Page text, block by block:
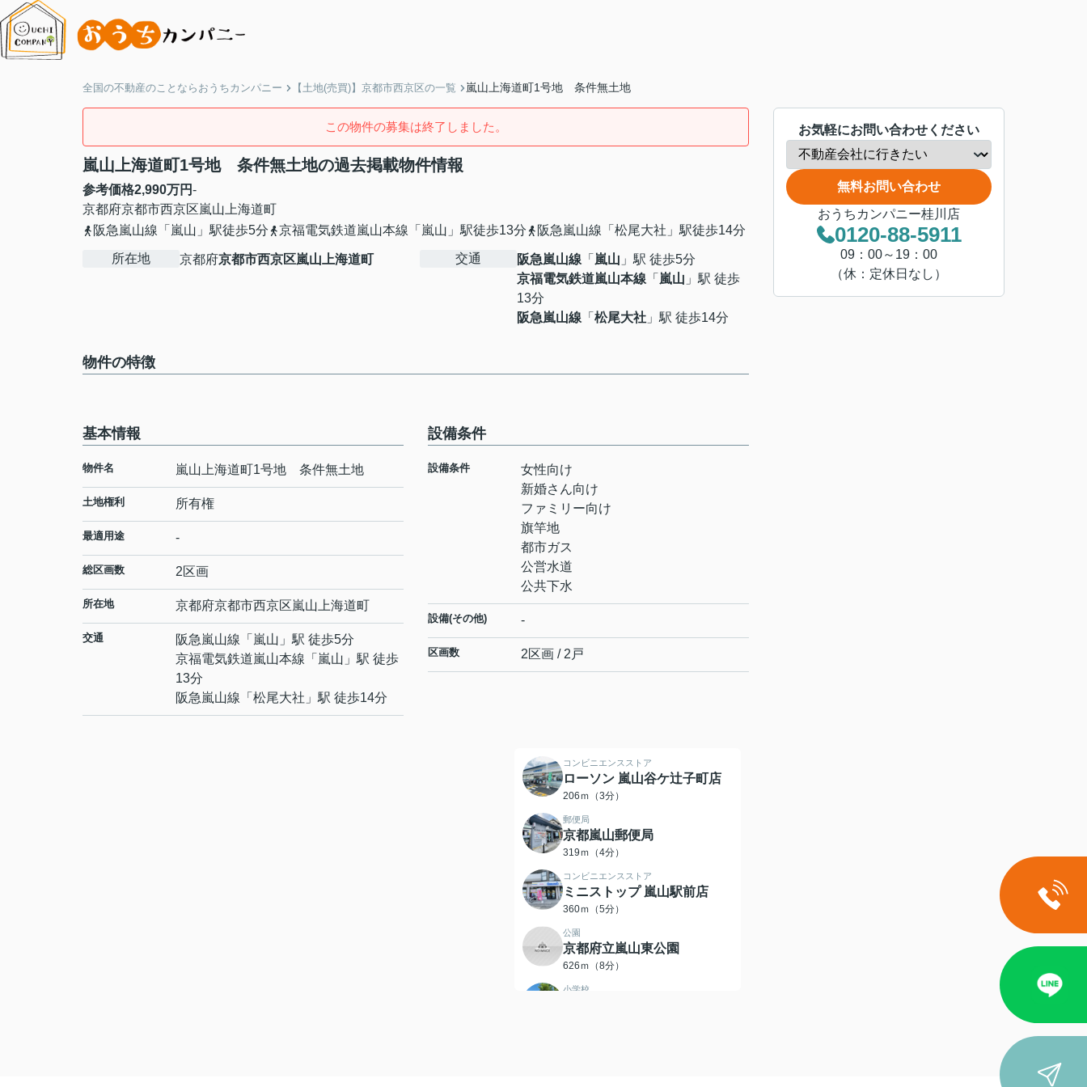
全国の不動産のことならおうちカンパニー 【土地(売買)】京都市西京区の一覧 嵐山上海道町1号地 条件無土地
この物件の募集は終了しました。
嵐山上海道町1号地 条件無土地の過去掲載物件情報
参考価格2,990万円-
京都府京都市西京区嵐山上海道町
阪急嵐山線「嵐山」駅徒歩5分
京福電気鉄道嵐山本線「嵐山」駅徒歩13分 阪急嵐山線「松尾大社」駅徒歩14分
所在地 京都府京都市西京区嵐山上海道町 交通 阪急嵐山線 「 嵐山 」駅 徒歩5分
京福電気鉄道嵐山本線 「 嵐山 」駅 徒歩
13分
阪急嵐山線 「 松尾大社 」駅 徒歩14分
物件の特徴
基本情報
物件名 嵐山上海道町1号地 条件無土地
土地権利 所有権
最適用途 -
総区画数 2区画
所在地 京都府京都市西京区嵐山上海道町
交通 阪急嵐山線 「 嵐山 」駅 徒歩5分
京福電気鉄道嵐山本線 「 嵐山 」駅 徒歩
13分
阪急嵐山線 「 松尾大社 」駅 徒歩14分
設備条件
設備条件
女性向け
新婚さん向け
ファミリー向け
旗竿地
都市ガス
公営水道
公共下水
設備(その他) -
区画数 2区画 / 2戸
コンビニエンスストア
ローソン 嵐山谷ケ辻子町店
206ｍ（3分）
郵便局
京都嵐山郵便局
319ｍ（4分）
コンビニエンスストア
ミニストップ 嵐山駅前店
360ｍ（5分）
公園
京都府立嵐山東公園
626ｍ（8分）
小学校
お気軽にお問い合わせください
無料お問い合わせ
おうちカンパニー桂川店
0120-88-5911
09：00～19：00
（休：定休日なし）